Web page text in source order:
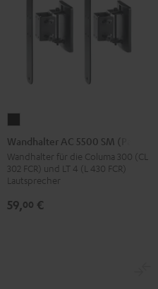
AC
5500
SM
(Paar)
Schwarz
Wandhalter AC 5500 SM (Paar)
Wandhalter für die Columa 300 (CL
302 FCR) und LT 4 (L 430 FCR)
Lautsprecher
59,00 €